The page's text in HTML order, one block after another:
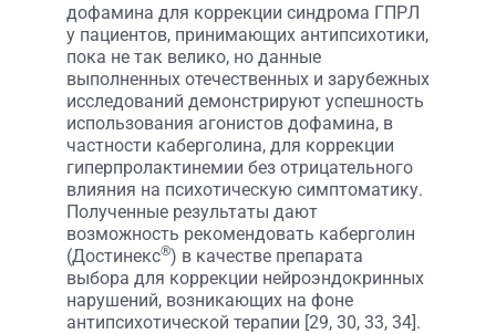
дофамина для коррекции синдрома ГПРЛ
у пациентов, принимающих антипсихотики,
пока не так велико, но данные
выполненных отечественных и зарубежных
исследований демонстрируют успешность
использования агонистов дофамина, в
частности каберголина, для коррекции
гиперпролактинемии без отрицательного
влияния на психотическую симптоматику.
Полученные результаты дают
возможность рекомендовать каберголин
(Достинекс®) в качестве препарата
выбора для коррекции нейроэндокринных
нарушений, возникающих на фоне
антипсихотической терапии [29, 30, 33, 34].